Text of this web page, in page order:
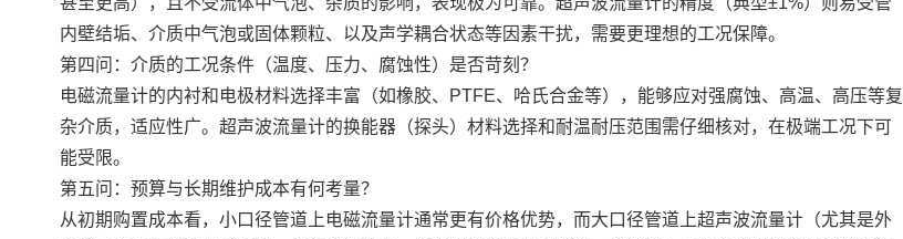
内壁结垢、介质中气泡或固体颗粒、以及声学耦合状态等因素干扰，需要更理想的工况保障。
第四问：介质的工况条件（温度、压力、腐蚀性）是否苛刻？
电磁流量计的内衬和电极材料选择丰富（如橡胶、PTFE、哈氏合金等），能够应对强腐蚀、高温、高压等复
杂介质，适应性广。超声波流量计的换能器（探头）材料选择和耐温耐压范围需仔细核对，在极端工况下可
能受限。
第五问：预算与长期维护成本有何考量？
从初期购置成本看，小口径管道上电磁流量计通常更有价格优势，而大口径管道上超声波流量计（尤其是外